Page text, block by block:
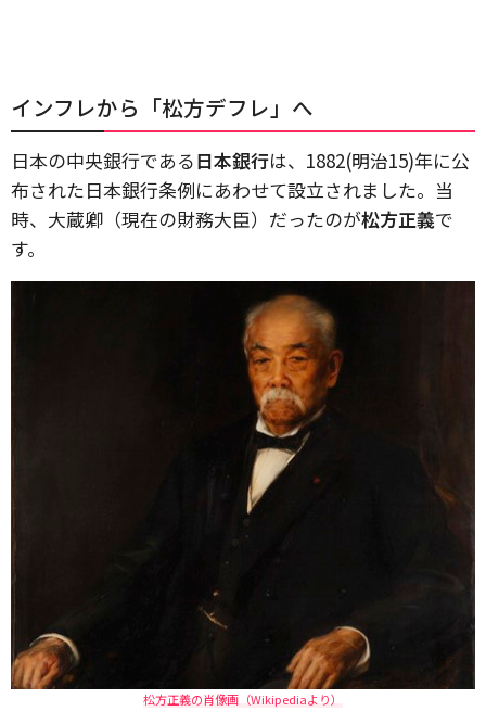
インフレから「松方デフレ」へ
日本の中央銀行である日本銀行は、1882(明治15)年に公
布された日本銀行条例にあわせて設立されました。当
時、大蔵卿（現在の財務大臣）だったのが松方正義で
す。
松方正義の肖像画（Wikipediaより）